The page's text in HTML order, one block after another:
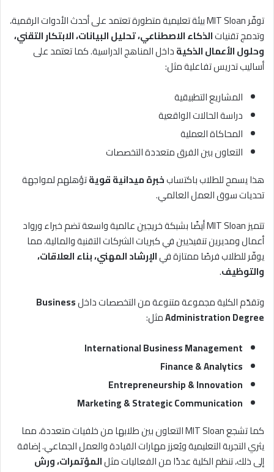
توفّر MIT Sloan بيئة تعليمية متطورة تعتمد على أحدث الأدوات الرقمية،
وتدمج تقنياتالذكاء الاصطناعي، تحليل البيانات، الابتكار التقني،
وحلول الأعمال الذكيةداخل المناهج الدراسية. كما تعتمد على
أساليب تدريس تفاعلية مثل:
المشاريع التطبيقية
دراسة الحالات الواقعية
المحاكاة العملية
التعاون بين الفرق متعددة التخصصات
هذا يسمح للطلاب باكتسابخبرة ميدانية قويةتؤهلهم لمواجهة
تحديات سوق العمل العالمي.
تتميز MIT Sloan أيضًا بشبكة خريجين عالمية واسعة تضم خبراء ورواد
أعمال ومديرين تنفيذيين في كبريات الشركات التقنية والمالية، مما
يوفّر للطلاب فرصًا ممتازة فيالإرشاد المهني، بناء العلاقات،
والتوظيف.
وتقدّم الكلية مجموعة متنوعة من التخصصات داخلBusiness
Administration Degreeمثل:
International Business Management
Finance & Analytics
Entrepreneurship & Innovation
Marketing & Strategic Communication
كما تشجع MIT Sloan التعاون بين طلابها من خلفيات متعددة، مما
يثري التجربة التعليمية ويُعزز مهارات القيادة والعمل الجماعي. إضافة
إلى ذلك، تنظم الكلية عددًا من الفعاليات مثلالمؤتمرات، ورش